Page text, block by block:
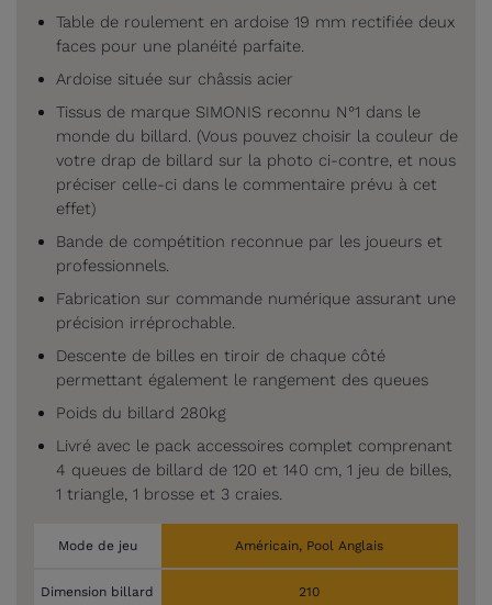
Table de roulement en ardoise 19 mm rectifiée deux
faces pour une planéité parfaite.
Ardoise située sur châssis acier
Tissus de marque SIMONIS reconnu N°1 dans le
monde du billard. (Vous pouvez choisir la couleur de
votre drap de billard sur la photo ci-contre, et nous
préciser celle-ci dans le commentaire prévu à cet
effet)
Bande de compétition reconnue par les joueurs et
professionnels.
Fabrication sur commande numérique assurant une
précision irréprochable.
Descente de billes en tiroir de chaque côté
permettant également le rangement des queues
Poids du billard 280kg
Livré avec le pack accessoires complet comprenant
4 queues de billard de 120 et 140 cm, 1 jeu de billes,
1 triangle, 1 brosse et 3 craies.
Mode de jeu Américain, Pool Anglais
Dimension billard 210